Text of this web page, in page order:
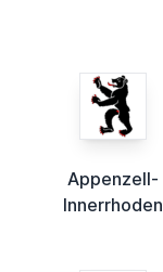
Appenzell-
Innerrhoden